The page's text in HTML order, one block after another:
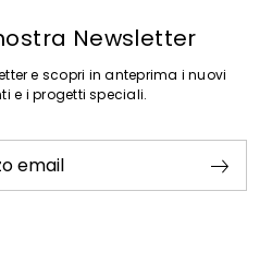
Newsletter
e scopri in anteprima i nuovi
e i progetti speciali.
email